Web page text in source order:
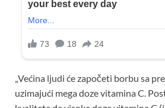
„Većina ljudi će započeti borbu sa
uzimajući mega doze vitamina C.